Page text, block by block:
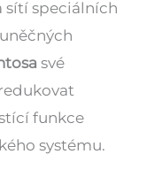
sítí speciálních
své
funkce
systému.